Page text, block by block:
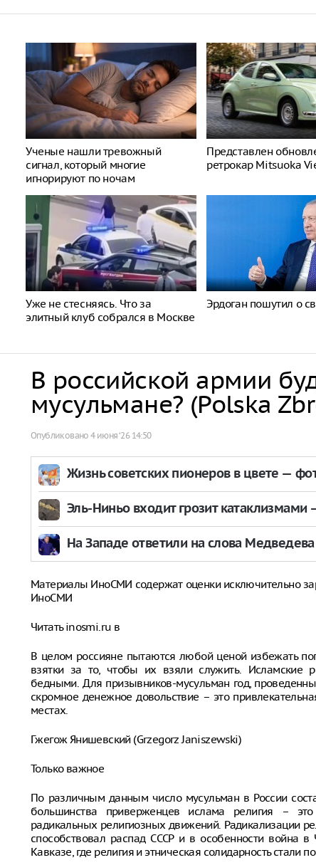
Ученые нашли тревожный
сигнал, который многие
игнорируют по ночам
Представлен
ретрокар Mitsuoka
Уже не стесняясь. Что за
элитный клуб собрался в Москве
Эрдоган пошутил о
В российской армии
мусульмане? (Polska
Опубликовано4 июня ‘26 14:50
Жизнь советских пионеров в цвете —
Эль-Ниньо входит грозит катаклизмами
На Западе ответили на слова Медведева
Материалы ИноСМИ содержат оценки исключительно
ИноСМИ
Читать inosmi.ru в
В целом россияне пытаются любой ценой избежать
взятки за то, чтобы их взяли служить. Исламские
бедными. Для призывников-мусульман год,
скромное денежное довольствие – это
местах.
Гжегож Янишевский (Grzegorz Janiszewski)
Только важное
По различным данным число мусульман в России
большинства приверженцев ислама религия –
радикальных религиозных движений. Радикализации
способствовал распад СССР и в особенности война
Кавказе, где религия и этническая солидарность стали